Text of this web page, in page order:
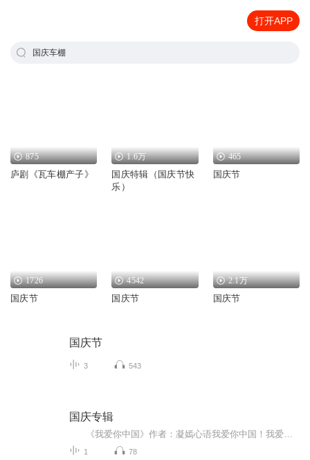
打开APP
国庆车棚
875
庐剧《瓦车棚产子》
1.6万
国庆特辑（国庆节快
乐）
465
国庆节
1726
国庆节
4542
国庆节
2.1万
国庆节
国庆节
3 543
国庆专辑
1 78